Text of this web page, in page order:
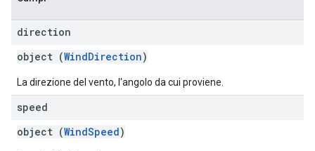
direction
object (WindDirection)
La direzione del vento, l'angolo da cui proviene.
speed
object (WindSpeed)